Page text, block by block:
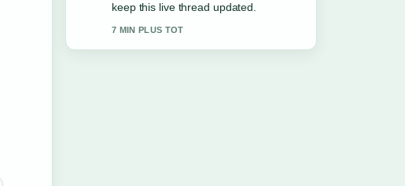
solid and very easy to follow.
9 MIN PLUS TOT